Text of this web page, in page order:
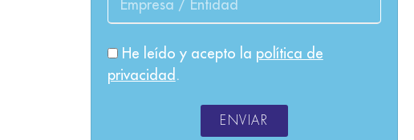
He leído y acepto la política de
privacidad .
ENVIAR